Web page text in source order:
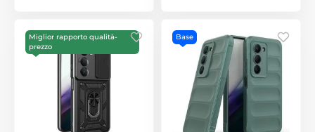
Miglior rapporto qualità-
prezzo
Base